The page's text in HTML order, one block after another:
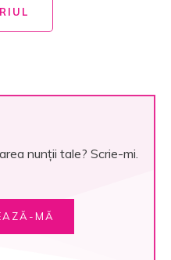
nunții tale? Scrie-mi.
MĂ